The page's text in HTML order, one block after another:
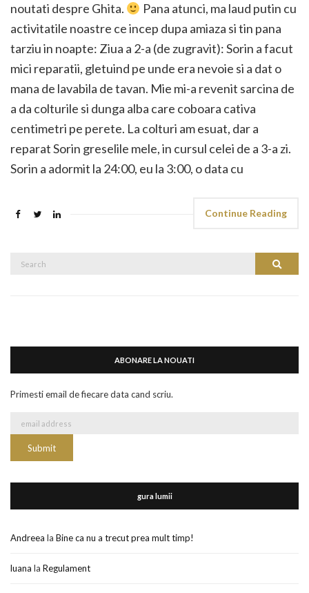
noutati despre Ghita.
Pana atunci, ma laud putin cu
activitatile noastre ce incep dupa amiaza si tin pana
tarziu in noapte: Ziua a 2-a (de zugravit): Sorin a facut
mici reparatii, gletuind pe unde era nevoie si a dat o
mana de lavabila de tavan. Mie mi-a revenit sarcina de
a da colturile si dunga alba care coboara cativa
centimetri pe perete. La colturi am esuat, dar a
reparat Sorin greselile mele, in cursul celei de a 3-a zi.
Sorin a adormit la 24:00, eu la 3:00, o data cu
Continue Reading
Search
ABONARE LA NOUATI
Primesti email de fiecare data cand scriu.
gura lumii
Andreea la Bine ca nu a trecut prea mult timp!
luana la Regulament